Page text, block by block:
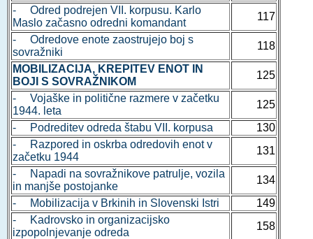
- Odred podrejen VII. korpusu. Karlo
Maslo začasno odredni komandant
117
- Odredove enote zaostrujejo boj s
sovražniki
118
MOBILIZACIJA, KREPITEV ENOT IN
BOJI S SOVRAŽNIKOM
125
- Vojaške in politične razmere v začetku
1944. leta
125
- Podreditev odreda štabu VII. korpusa
130
- Razpored in oskrba odredovih enot v
začetku 1944
131
- Napadi na sovražnikove patrulje, vozila
in manjše postojanke
134
- Mobilizacija v Brkinih in Slovenski Istri
149
- Kadrovsko in organizacijsko
izpopolnjevanje odreda
158